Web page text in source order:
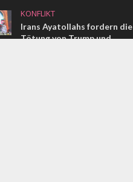
KONFLIKT
Irans Ayatollahs fordern die
Tötung von Trump und